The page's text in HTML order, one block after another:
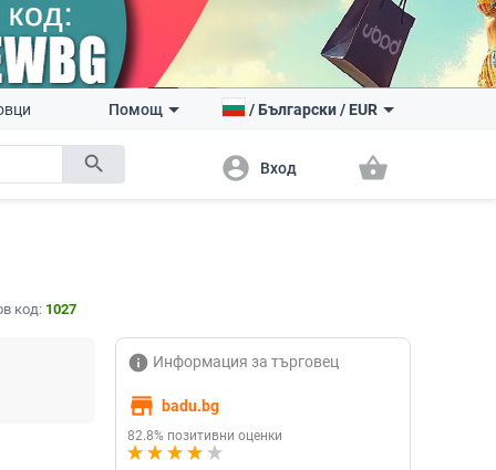
search
Помощ /Български/ EUR
account_circle Вход shopping_basket
код: 1027
info Информация за търговец
store badu.bg
82.8% позитивни оценки